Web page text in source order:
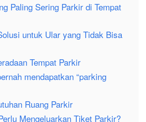
Paling Sering Parkir di Tempat
untuk Ular yang Tidak Bisa
Tempat Parkir
mendapatkan “parking
Ruang Parkir
Mengeluarkan Tiket Parkir?